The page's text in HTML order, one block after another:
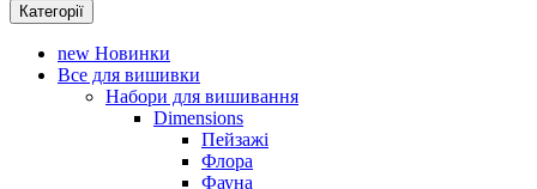
Категорії
new Новинки
Все для вишивки
Набори для вишивання
Dimensions
Пейзажі
Флора
Фауна